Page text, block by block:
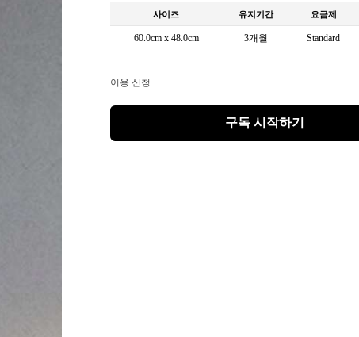
사이즈 유지기간 요금제
60.0cm x 48.0cm 3개월 Standard
이용 신청
구독 시작하기